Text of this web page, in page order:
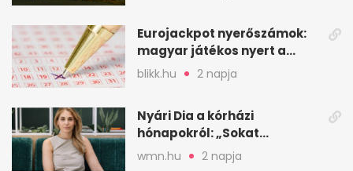
Eurojackpot nyerőszámok:
magyar játékos nyert a
2026. augusztus 4-i húzáson
blikk.hu 2 napja
Nyári Dia a kórházi
hónapokról: „Sokat
veszekedtem Istennel”
wmn.hu 2 napja